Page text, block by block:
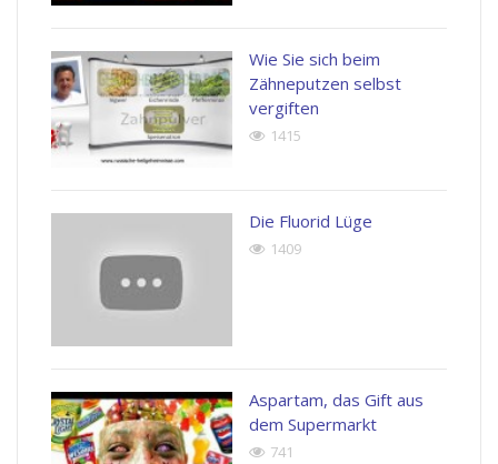
Wie Sie sich beim
Zähneputzen selbst
vergiften
1415
Die Fluorid Lüge
1409
Aspartam, das Gift aus
dem Supermarkt
741